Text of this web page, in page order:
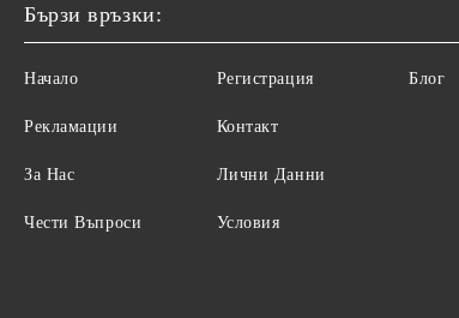
Бързи връзки:
Начало
Рекламации
За Нас
Чести Въпроси
Регистрация
Контакт
Лични Данни
Условия
Блог